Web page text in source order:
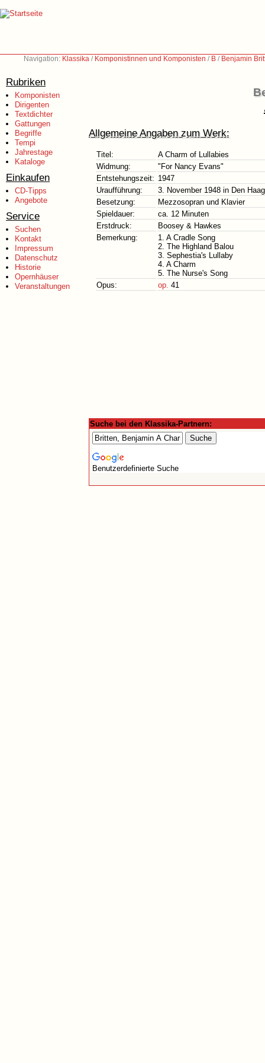
Navigation: Klassika / Komponistinnen und Komponisten / B / Benjamin
Rubriken
Komponisten
Dirigenten
Textdichter
Gattungen
Begriffe
Tempi
Jahrestage
Kataloge
Einkaufen
CD-Tipps
Angebote
Service
Suchen
Kontakt
Impressum
Datenschutz
Historie
Opernhäuser
Veranstaltungen
Allgemeine Angaben zum Werk:
Titel:
A Charm of Lullabies
Widmung:
"For Nancy Evans"
Entstehungszeit: 1947
Uraufführung:
3. November 1948 in Den
Besetzung:
Mezzosopran und Klavier
Spieldauer:
ca. 12 Minuten
Erstdruck:
Boosey & Hawkes
Bemerkung:
1. A Cradle Song
2. The Highland Balou
3. Sephestia's Lullaby
4. A Charm
5. The Nurse's Song
Opus:
op. 41
Suche bei den Klassika-Partnern:
Benutzerdefinierte Suche